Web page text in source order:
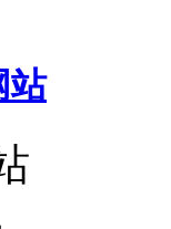
站